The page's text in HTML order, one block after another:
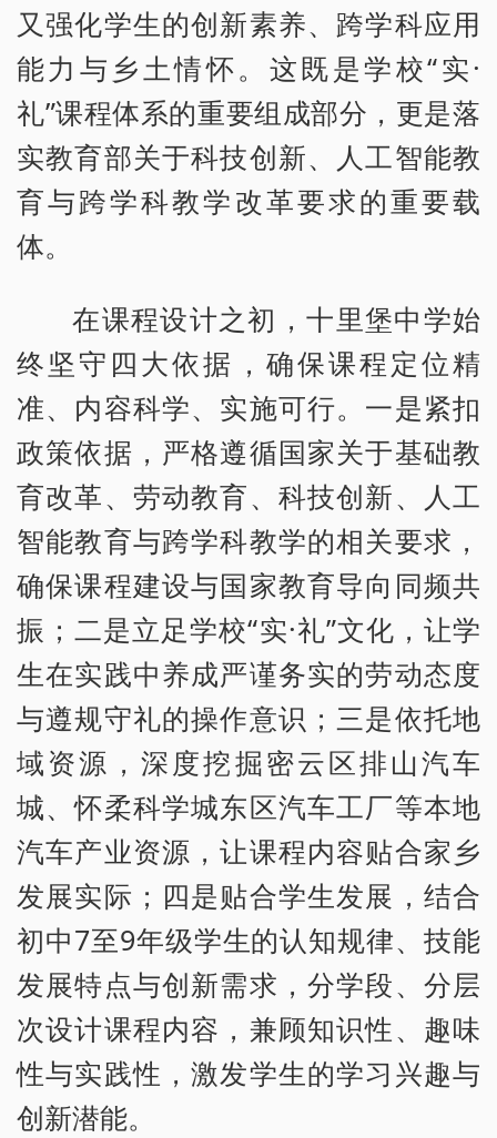
又强化学生的创新素养、跨学科应用
能力与乡土情怀。这既是学校“实·
礼”课程体系的重要组成部分，更是落
实教育部关于科技创新、人工智能教
育与跨学科教学改革要求的重要载
体。
在课程设计之初，十里堡中学始
终坚守四大依据，确保课程定位精
准、内容科学、实施可行。一是紧扣
政策依据，严格遵循国家关于基础教
育改革、劳动教育、科技创新、人工
智能教育与跨学科教学的相关要求，
确保课程建设与国家教育导向同频共
振；二是立足学校“实·礼”文化，让学
生在实践中养成严谨务实的劳动态度
与遵规守礼的操作意识；三是依托地
域资源，深度挖掘密云区排山汽车
城、怀柔科学城东区汽车工厂等本地
汽车产业资源，让课程内容贴合家乡
发展实际；四是贴合学生发展，结合
初中7至9年级学生的认知规律、技能
发展特点与创新需求，分学段、分层
次设计课程内容，兼顾知识性、趣味
性与实践性，激发学生的学习兴趣与
创新潜能。